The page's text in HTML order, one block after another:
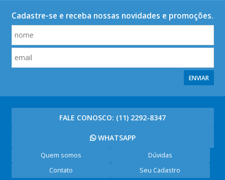
Cadastre-se e receba nossas novidades e promoções.
ENVIAR
FALE CONOSCO: (11) 2292-8347
WHATSAPP
Quem somos
Dúvidas
Contato
Seu Cadastro